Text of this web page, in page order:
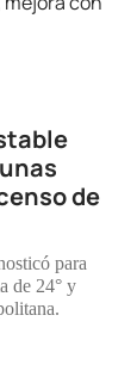
de
para
de 24° y